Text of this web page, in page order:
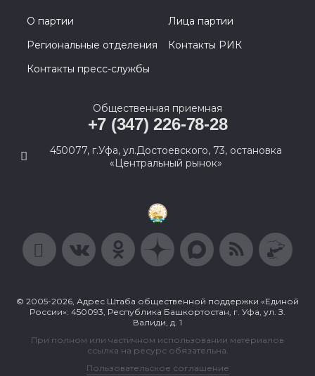
О партии
Лица партии
Региональные отделения
Контакты РИК
Контакты пресс-службы
Общественная приемная
+7 (347) 226-78-28
450077, г.Уфа, ул.Достоевского, 73, остановка
«Центральный рынок»
© 2005-2026, Адрес Штаба общественной поддержки «Единой
России»: 450093, Республика Башкортостан, г. Уфа, ул. З.
Валиди, д. 1
При полном или частичном использовании материалов
ссылка на ресурс обязательна.
Пользовательское соглашение